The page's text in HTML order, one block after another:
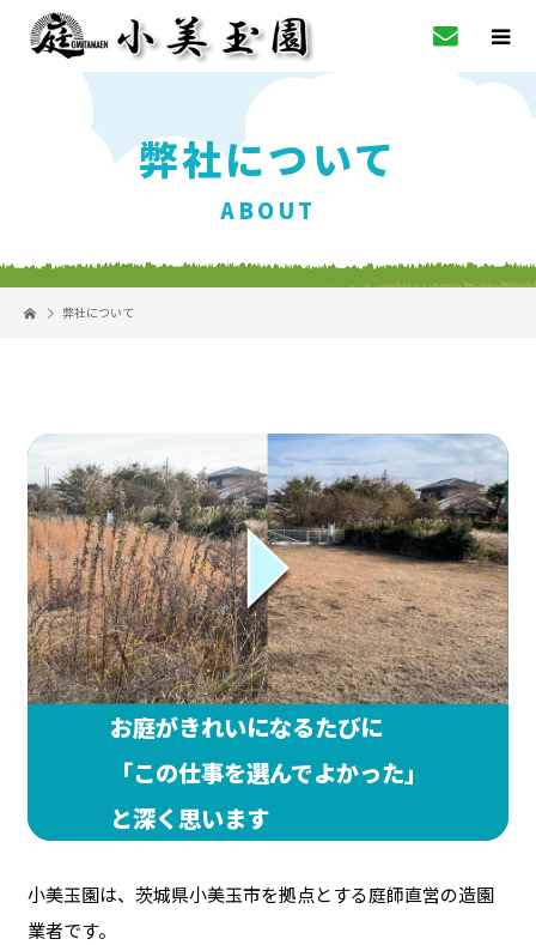
弊社について
ABOUT
弊社について
お庭がきれいになるたびに
「この仕事を選んでよかった」
と深く思います
小美玉園は、茨城県小美玉市を拠点とする庭師直営の造園
業者です。